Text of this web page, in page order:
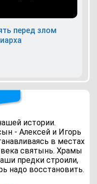
перед злом
истории.
- Алексей и Игорь
в местах
святынь. Храмы
предки строили,
надо восстановить.